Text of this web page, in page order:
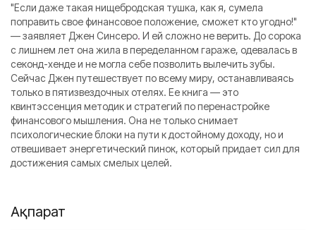
"Если даже такая нищебродская тушка, как я, сумела
поправить свое финансовое положение, сможет кто угодно!"
— заявляет Джен Синсеро. И ей сложно не верить. До сорока
с лишнем лет она жила в переделанном гараже, одевалась в
секонд-хенде и не могла себе позволить вылечить зубы.
Сейчас Джен путешествует по всему миру, останавливаясь
только в пятизвездочных отелях. Ее книга — это
квинтэссенция методик и стратегий по перенастройке
финансового мышления. Она не только снимает
психологические блоки на пути к достойному доходу, но и
отвешивает энергетический пинок, который придает сил для
достижения самых смелых целей.
Ақпарат